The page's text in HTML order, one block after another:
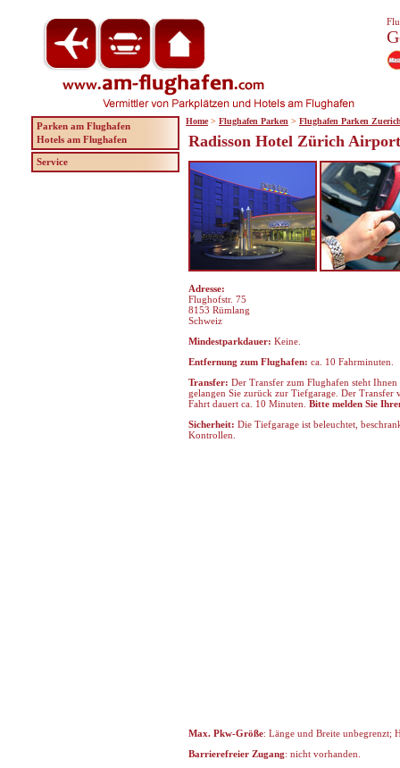
Radisson Hotel Zürich
Adresse:
Flughofstr. 75
8153 Rümlang
Schweiz
Mindestparkdauer: Keine.
Entfernung zum Flughafen: ca. 10 Fahrminuten.
Transfer: Der Transfer zum Flughafen steht
gelangen Sie zurück zur Tiefgarage. Der
Fahrt dauert ca. 10 Minuten. Bitte melden Sie
Sicherheit: Die Tiefgarage ist beleuchtet,
Kontrollen.
Max. Pkw-Größe: Länge und Breite unbegrenzt;
Barrierefreier Zugang: nicht vorhanden.
Parken am Flughafen
Hotels am Flughafen
Service
Home > Flughafen Parken > Flughafen Parken